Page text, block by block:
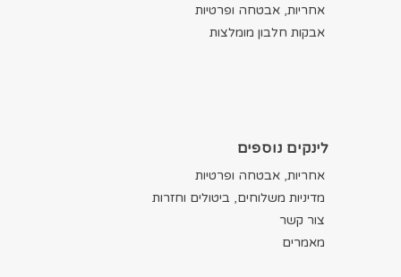
אחריות, אבטחה ופרטיות
אבקות חלבון מומלצות
לינקים נוספים
אחריות, אבטחה ופרטיות
מדיניות משלוחים, ביטולים וחזרות
צור קשר
מאמרים